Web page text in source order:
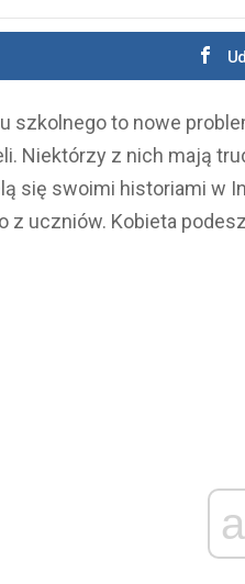
szkolnego to nowe
Niektórzy z nich mają
się swoimi historiami w
z uczniów. Kobieta